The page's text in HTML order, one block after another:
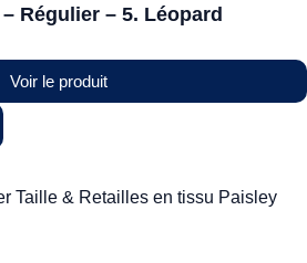
Régulier – 5. Léopard
Voir le produit